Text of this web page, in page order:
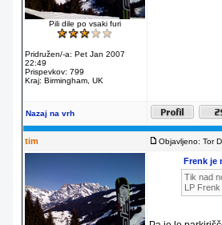
Pili dile po vsaki furi
Pridružen/-a: Pet Jan 2007
22:49
Prispevkov: 799
Kraj: Birmingham, UK
Nazaj na vrh
tim Objavljeno: Tor
Frenk je
Tik nad
LP Frenk